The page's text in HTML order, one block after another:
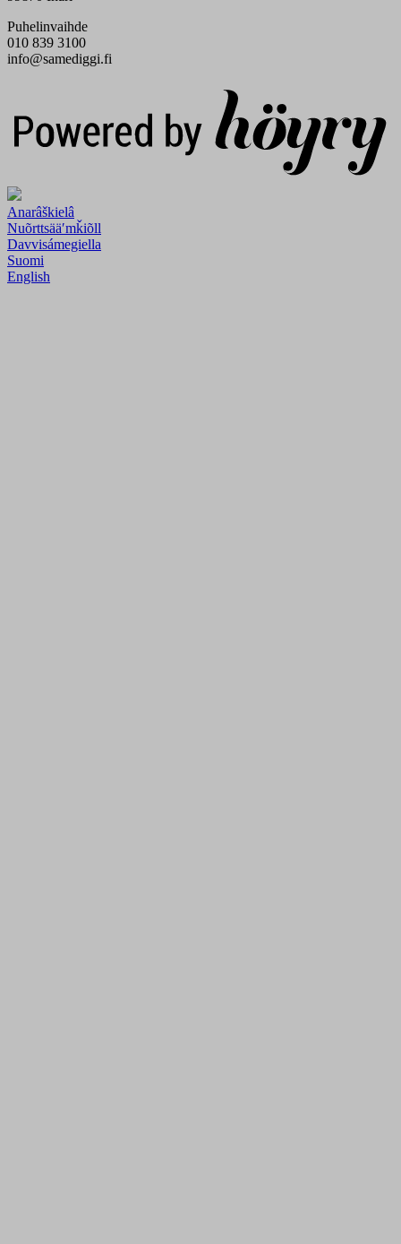
Puhelinvaihde
010 839 3100
info@samediggi.fi
Anarâškielâ
Nuõrttsääʹmǩiõll
Davvisámegiella
Suomi
English